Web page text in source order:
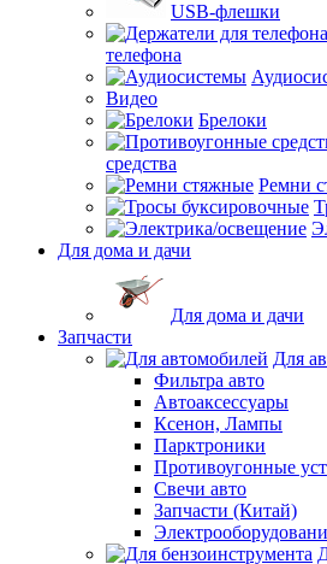
USB-флешки
телефона
Видео
Брелоки
средства
Ремни
Для дома и дачи
Для дома и дачи
Запчасти
Для
Фильтра авто
Автоаксессуары
Ксенон, Лампы
Парктроники
Противоугонные
Свечи авто
Запчасти (Китай)